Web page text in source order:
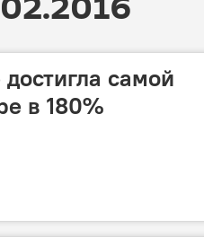
самой
в 180%